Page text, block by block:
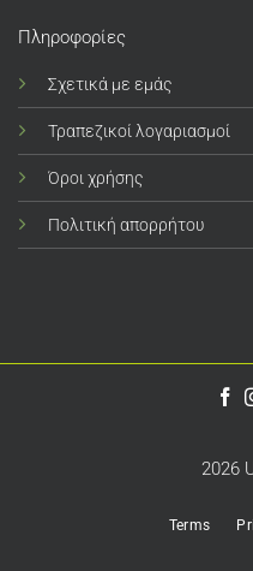
Πληροφορίες
Σχετικά με εμάς
Τραπεζικοί λογαριασμοί
Όροι χρήσης
Πολιτική απορρήτου
2026
Terms